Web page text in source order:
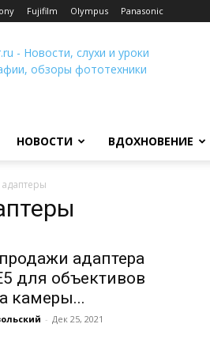
Fujifilm Olympus Panasonic
Photar.ru
НОВОСТИ ВДОХНОВЕНИЕ
адаптеры
адаптера
для объективов
камеры...
- Дек 25, 2021